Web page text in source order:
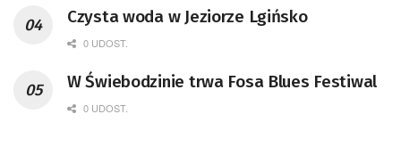
Czysta woda w Jeziorze Lgińsko
0 UDOST.
W Świebodzinie trwa Fosa Blues Festiwal
0 UDOST.